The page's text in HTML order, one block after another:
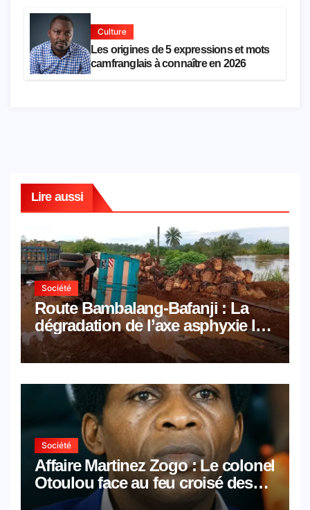
Culture
Les origines de 5 expressions et mots
camfranglais à connaître en 2026
Lire aussi
Société
Route Bambalang-Bafanji : La
dégradation de l’axe asphyxie les
activités économiques
Société
Affaire Martinez Zogo : Le colonel
Otoulou face au feu croisé des
avocats de la défense